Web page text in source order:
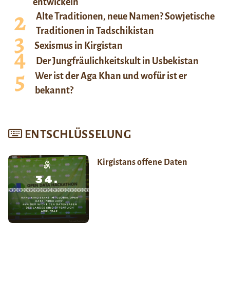
entwickeln
Alte Traditionen, neue Namen? Sowjetische
Traditionen in Tadschikistan
Sexismus in Kirgistan
Der Jungfräulichkeitskult in Usbekistan
Wer ist der Aga Khan und wofür ist er
bekannt?
ENTSCHLÜSSELUNG
Kirgistans offene Daten